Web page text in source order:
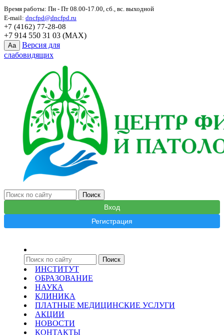
Время работы: Пн - Пт 08.00-17.00, сб., вс. выходной
E-mail: dncfpd@dncfpd.ru
+7 (4162) 77-28-08
+7 914 550 31 03 (MAX)
Aa
Версия для
слабовидящих
Вход
Регистрация
ИНСТИТУТ
ОБРАЗОВАНИЕ
НАУКА
КЛИНИКА
ПЛАТНЫЕ МЕДИЦИНСКИЕ УСЛУГИ
АКЦИИ
НОВОСТИ
КОНТАКТЫ